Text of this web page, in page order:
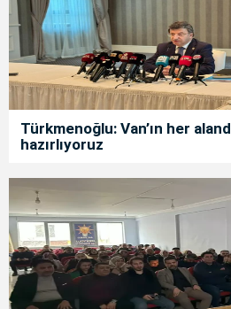
Türkmenoğlu: Van’ın her
hazırlıyoruz